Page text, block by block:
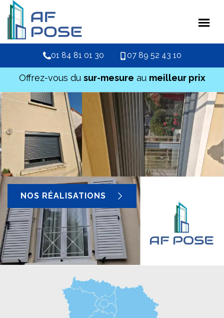
01 84 81 01 30 07 89 52 43 10
Offrez-vous du sur-mesure au meilleur prix
NOS RÉALISATIONS